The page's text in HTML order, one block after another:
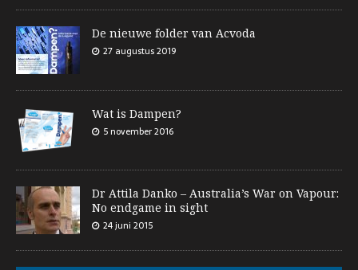
De nieuwe folder van Acvoda
27 augustus 2019
Wat is Dampen?
5 november 2016
Dr Attila Danko – Australia’s War on Vapour:
No endgame in sight
24 juni 2015